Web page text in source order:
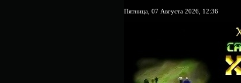
Пятница, 07 Августа 2026, 12:36